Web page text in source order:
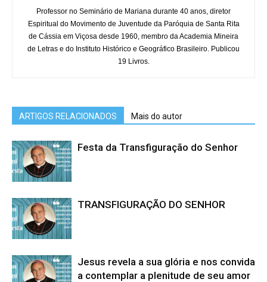
Professor no Seminário de Mariana durante 40 anos, diretor
Espiritual do Movimento de Juventude da Paróquia de Santa Rita
de Cássia em Viçosa desde 1960, membro da Academia Mineira
de Letras e do Instituto Histórico e Geográfico Brasileiro. Publicou
19 Livros.
ARTIGOS RELACIONADOS Mais do autor
Festa da Transfiguração do Senhor
TRANSFIGURAÇÃO DO SENHOR
Jesus revela a sua glória e nos convida
a contemplar a plenitude de seu amor